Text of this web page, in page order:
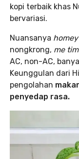
kopi terbaik khas
bervariasi.
Nuansanya homey
nongkrong, me
AC, non-AC,
Keunggulan dari
pengolahan
penyedap rasa.